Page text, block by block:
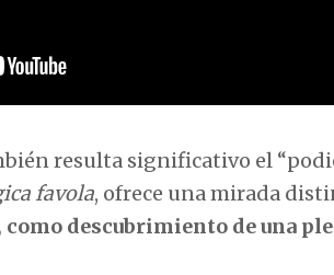
resulta significativo el
favola, ofrece una mirada
descubrimiento de una